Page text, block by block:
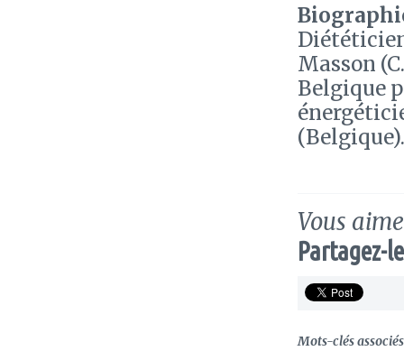
Masson
Belgique
(Belgique).
Vous
Partagez-
Mots-clés